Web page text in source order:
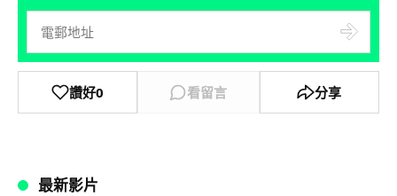
讚好0 看留言 分享
最新影片